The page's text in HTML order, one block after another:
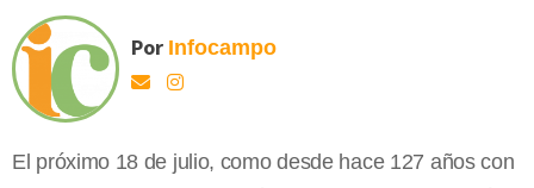
Por Infocampo
El próximo 18 de julio, como desde hace 127 años con